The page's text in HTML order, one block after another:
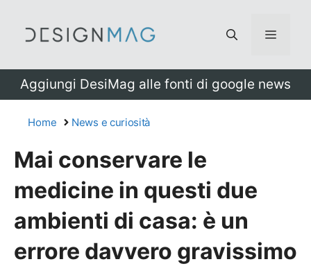
Menu
Aggiungi DesiMag alle fonti di google news
Home News e curiosità
Mai conservare le
medicine in questi due
ambienti di casa: è un
errore davvero gravissimo